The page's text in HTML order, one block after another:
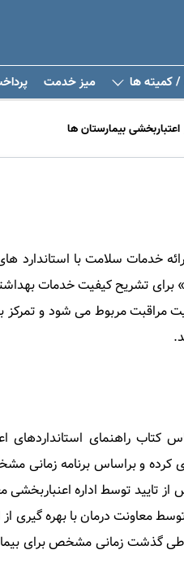
/ کمیته ها میز خدمت
اعتباربخشی بیمارستان ها
خدمات سلامت با
برای تشریح کیفیت خدمات
مربوط می شود و تمرکز
کتاب راهنمای
کرده و براساس برنامه زمانی
تایید توسط اداره
معاونت درمان با بهره گیری
طی گذشت زمانی مشخص برای